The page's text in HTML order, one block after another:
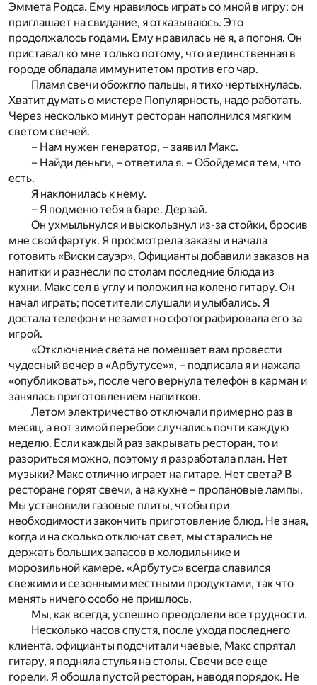
Эммета Родса. Ему нравилось играть со мной в игру: он
приглашает на свидание, я отказываюсь. Это
продолжалось годами. Ему нравилась не я, а погоня. Он
приставал ко мне только потому, что я единственная в
городе обладала иммунитетом против его чар.
Пламя свечи обожгло пальцы, я тихо чертыхнулась.
Хватит думать о мистере Популярность, надо работать.
Через несколько минут ресторан наполнился мягким
светом свечей.
– Нам нужен генератор, – заявил Макс.
– Найди деньги, – ответила я. – Обойдемся тем, что
есть.
Я наклонилась к нему.
– Я подменю тебя в баре. Дерзай.
Он ухмыльнулся и выскользнул из-за стойки, бросив
мне свой фартук. Я просмотрела заказы и начала
готовить «Виски сауэр». Официанты добавили заказов на
напитки и разнесли по столам последние блюда из
кухни. Макс сел в углу и положил на колено гитару. Он
начал играть; посетители слушали и улыбались. Я
достала телефон и незаметно сфотографировала его за
игрой.
«Отключение света не помешает вам провести
чудесный вечер в «Арбутусе»», – подписала я и нажала
«опубликовать», после чего вернула телефон в карман и
занялась приготовлением напитков.
Летом электричество отключали примерно раз в
месяц, а вот зимой перебои случались почти каждую
неделю. Если каждый раз закрывать ресторан, то и
разориться можно, поэтому я разработала план. Нет
музыки? Макс отлично играет на гитаре. Нет света? В
ресторане горят свечи, а на кухне – пропановые лампы.
Мы установили газовые плиты, чтобы при
необходимости закончить приготовление блюд. Не зная,
когда и на сколько отключат свет, мы старались не
держать больших запасов в холодильнике и
морозильной камере. «Арбутус» всегда славился
свежими и сезонными местными продуктами, так что
менять ничего особо не пришлось.
Мы, как всегда, успешно преодолели все трудности.
Несколько часов спустя, после ухода последнего
клиента, официанты подсчитали чаевые, Макс спрятал
гитару, я подняла стулья на столы. Свечи все еще
горели. Я обошла пустой ресторан, наводя порядок. Не